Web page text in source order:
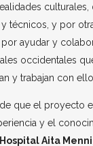
culturales,
y técnicos, y por
ayudar y
occidentales
y trabajan con
que el proyecto
y el
Hospital Aita Menni